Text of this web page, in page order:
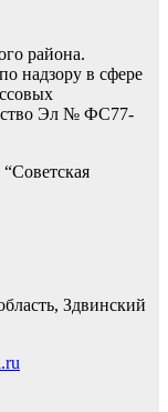
района.
надзору в сфере
Эл № ФС77-
Здвинский